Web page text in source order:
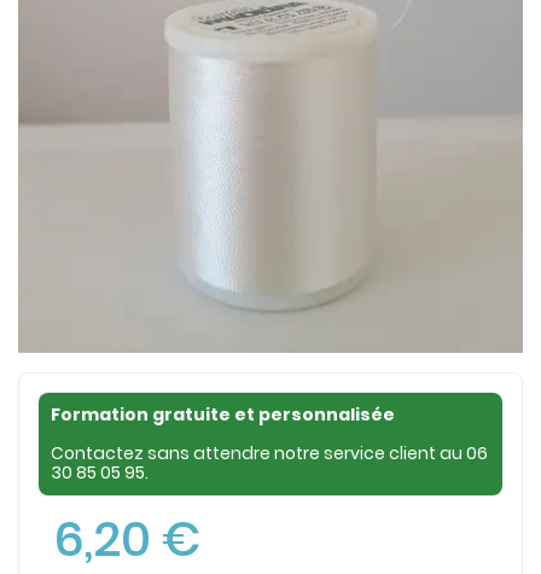
Formation gratuite et personnalisée
Contactez sans attendre notre service client au 06
30 85 05 95.
6,20 €